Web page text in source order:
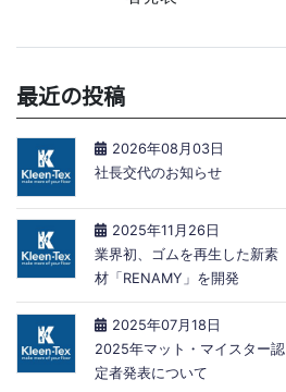
最近の投稿
2026年08月03日
社長交代のお知らせ
2025年11月26日
業界初、ゴムを再生した新素
材「RENAMY」を開発
2025年07月18日
2025年マット・マイスター認
定者発表について